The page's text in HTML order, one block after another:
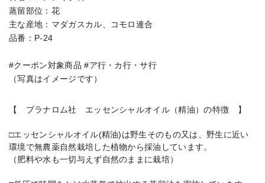
蒸留部位：花
主な産地：マダガスカル、コモロ連合
品番：P-24
#クーポン対象商品 #ア行・カ行・サ行
（写真はイメージです）
【 プラナロム社 エッセンシャルオイル（精油）の特徴 】
□エッセンシャルオイル(精油)は野生そのもの又は、野生に近い
環境で無農薬自然栽培した植物から採油しています。
（肥料や水も一切与えず自然のままに栽培）